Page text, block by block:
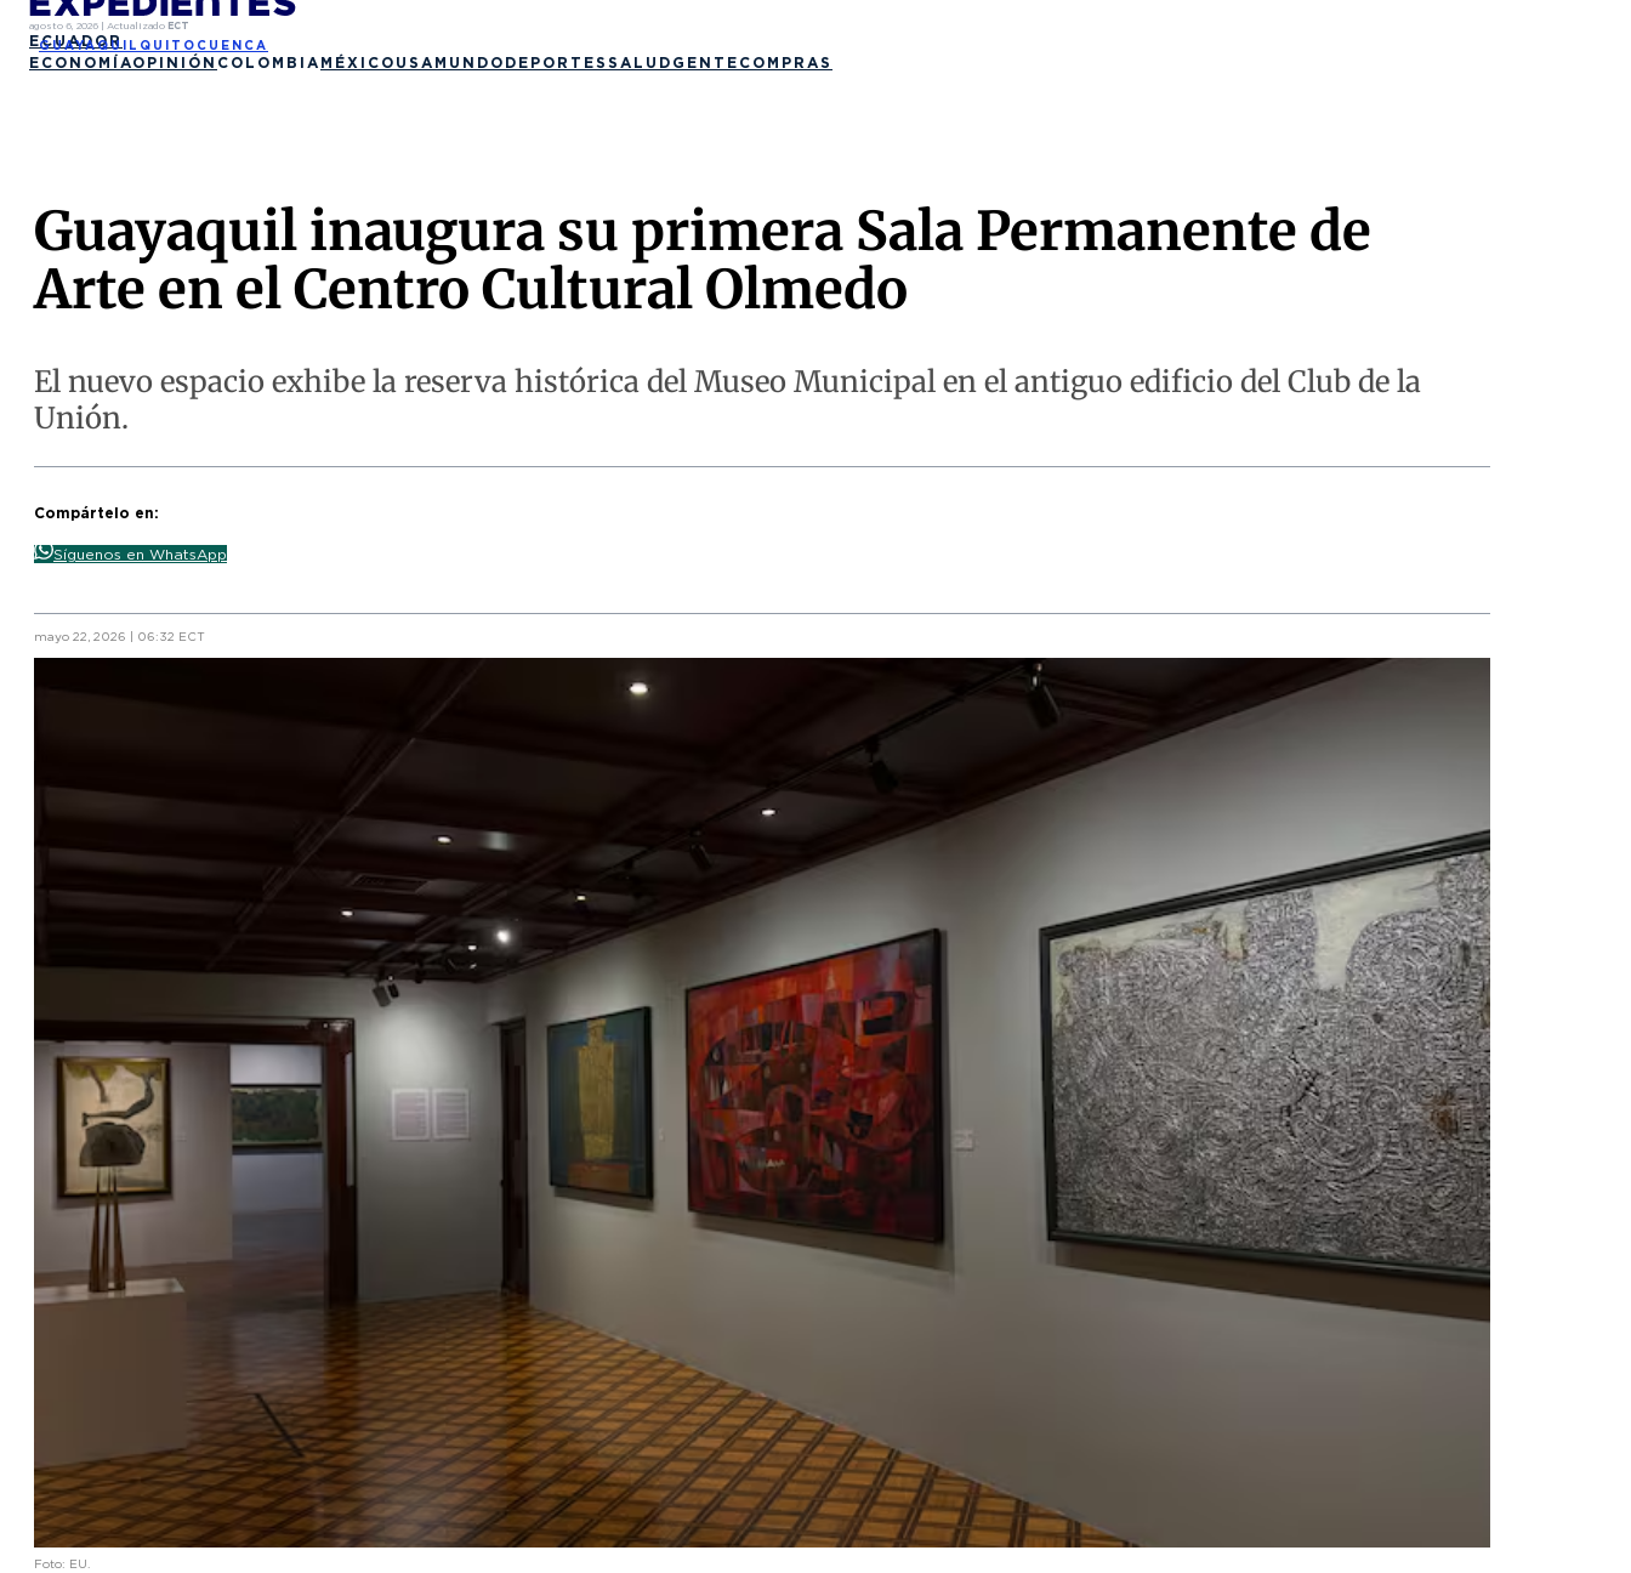
agosto 6, 2026 | Actualizado ECT
ECUADOR
GUAYAQUIL QUITO CUENCA
ECONOMÍAOPINIÓN COLOMBIA MÉXICO USA MUNDO DEPORTES SALUD GENTE COMPRAS
Guayaquil inaugura su primera Sala Permanente de
Arte en el Centro Cultural Olmedo
El nuevo espacio exhibe la reserva histórica del Museo Municipal en el antiguo edificio del Club de la
Unión.
Compártelo en:
Síguenos en WhatsApp
mayo 22, 2026 | 06:32 ECT
Foto: EU.